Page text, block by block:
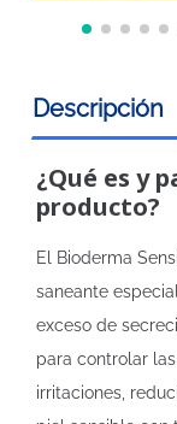
Descripción
¿Qué es y
producto?
El Bioderma
saneante
exceso de
para controlar
irritaciones,